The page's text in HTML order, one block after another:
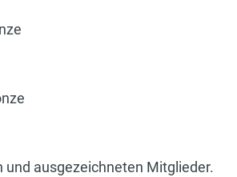
ausgezeichneten Mitglieder.